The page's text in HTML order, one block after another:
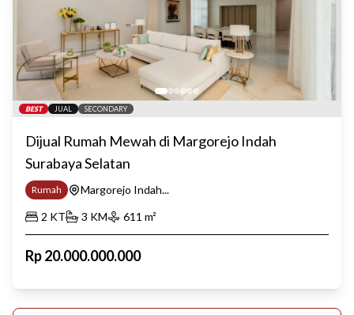
BEST JUAL SECONDARY
Dijual Rumah Mewah di Margorejo Indah
Surabaya Selatan
Rumah
Margorejo Indah...
2 KT 3 KM 611 m²
Rp20.000.000.000